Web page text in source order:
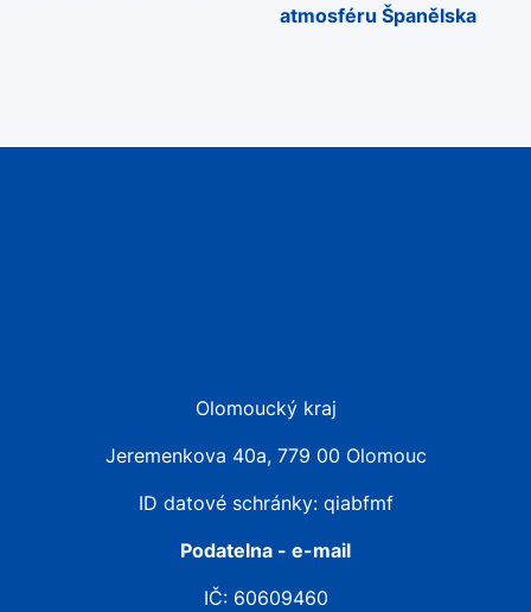
atmosféru Španělska
Olomoucký kraj
Jeremenkova 40a, 779 00 Olomouc
ID datové schránky: qiabfmf
Podatelna - e-mail
IČ: 60609460